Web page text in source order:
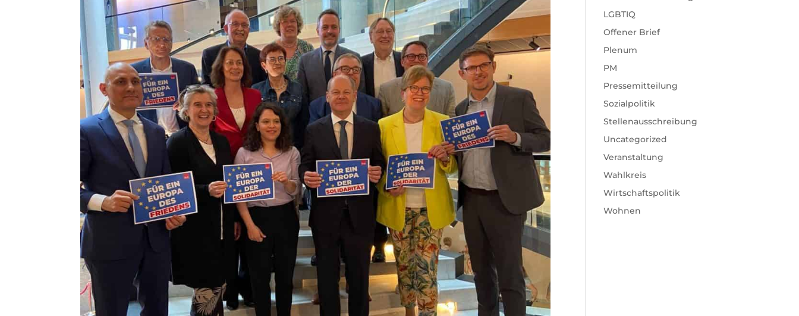
LGBTIQ
Offener Brief
Plenum
PM
Pressemitteilung
Sozialpolitik
Stellenausschreibung
Uncategorized
Veranstaltung
Wahlkreis
Wirtschaftspolitik
Wohnen